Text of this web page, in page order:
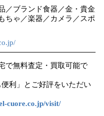
／ブランド食器／金・貴金
ちゃ／楽器／カメラ／スポ
で無料査定・買取可能で
利」とご好評をいただい
cuore.co.jp/visit/